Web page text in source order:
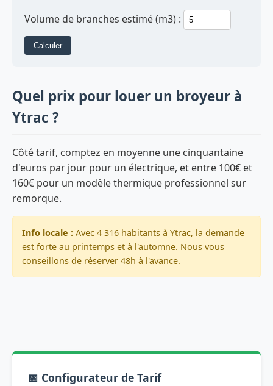
Volume de branches estimé (m3) :
Calculer
Quel prix pour louer un broyeur à
Ytrac ?
Côté tarif, comptez en moyenne une cinquantaine
d'euros par jour pour un électrique, et entre 100€ et
160€ pour un modèle thermique professionnel sur
remorque.
Info locale : Avec 4 316 habitants à Ytrac, la demande
est forte au printemps et à l'automne. Nous vous
conseillons de réserver 48h à l'avance.
📅 Configurateur de Tarif